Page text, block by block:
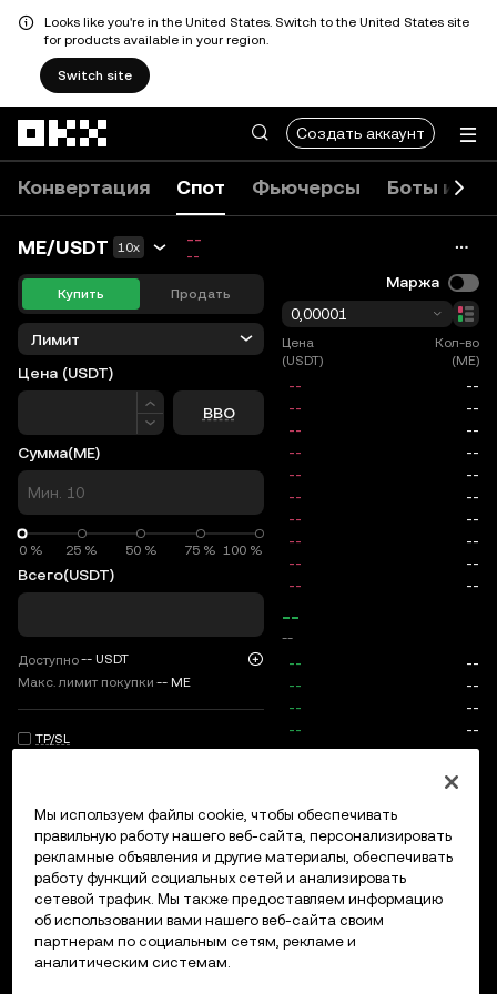
Looks like you're in the United States. Switch to the United States site
for products available in your region.
Switch site
Создать аккаунт
Конвертация Спот Фьючерсы Боты и
ME/USDT 10x --
--
Купить Продать
Лимит
Цена (USDT)
Цена
BBO
Сумма(ME)
0 % 25 % 50 % 75 % 100 %
0 %
Всего(USDT)
Доступно-- USDT
Макс. лимит покупки -- ME
TP/SL
Комиссии
Маржа
0,00001
Цена
(USDT)
Кол-во
(ME)
--
--
Открытые ордера История ордеров Открытые
Мы используем файлы cookie, чтобы обеспечивать
правильную работу нашего веб-сайта, персонализировать
рекламные объявления и другие материалы, обеспечивать
работу функций социальных сетей и анализировать
сетевой трафик. Мы также предоставляем информацию
об использовании вами нашего веб-сайта своим
партнерам по социальным сетям, рекламе и
аналитическим системам.